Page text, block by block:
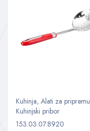
Kuhinja, Alati za pripremu
Kuhinjski pribor
153.03.07.8920